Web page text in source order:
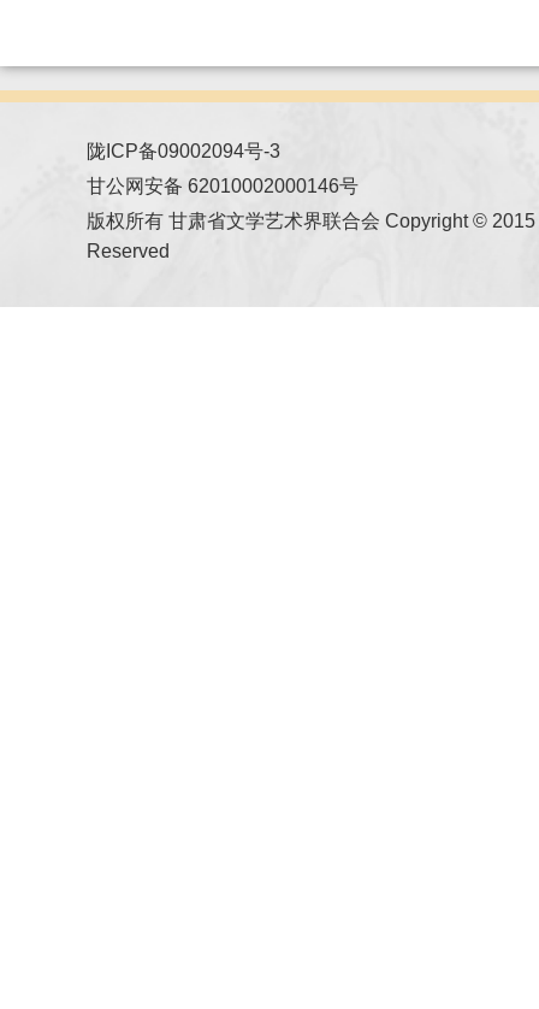
陇ICP备09002094号-3
甘公网安备 62010002000146号
版权所有 甘肃省文学艺术界联合会 Copyright ©
Reserved